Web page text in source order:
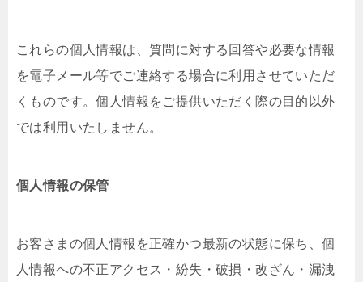
これらの個人情報は、質問に対する回答や必要な情報
を電子メール等でご連絡する場合に利用させていただ
くものです。個人情報をご提供いただく際の目的以外
では利用いたしません。
個人情報の保管
お客さまの個人情報を正確かつ最新の状態に保ち、個
人情報への不正アクセス・紛失・破損・改ざん・漏洩